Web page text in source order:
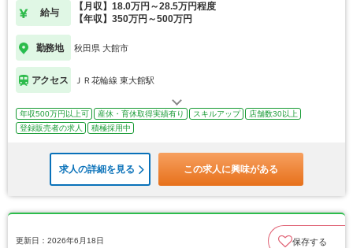
給与
【月収】18.0万円～28.5万円程度
【年収】350万円～500万円
勤務地 秋田県 大館市
アクセス ＪＲ花輪線 東大館駅
年収500万円以上可 産休・育休取得実績有り スキルアップ
店舗数30以上
登録販売者の求人
積極採用中
求人の詳細を見る この求人に興味がある
更新日：2026年6月18日 保存する